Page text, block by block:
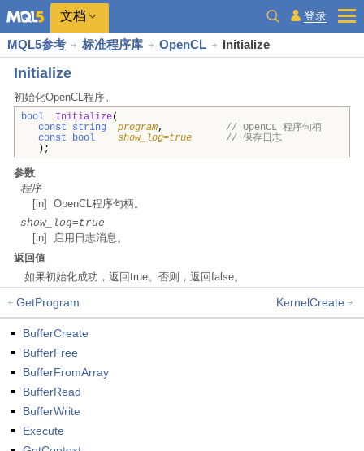
文档 登录
MQL5参考 标准程序库 OpenCL Initialize
Initialize
初始化OpenCL程序。
bool Initialize(
const string
program, // OpenCL 程序句柄
const bool
show_log=true
// 保存日志
);
参数
程序
[in] OpenCL程序句柄。
show_log=true
[in] 启用日志消息。
返回值
如果初始化成功，返回true。否则，返回false。
GetProgram KernelCreate
BufferCreate
BufferFree
BufferFromArray
BufferRead
BufferWrite
Execute